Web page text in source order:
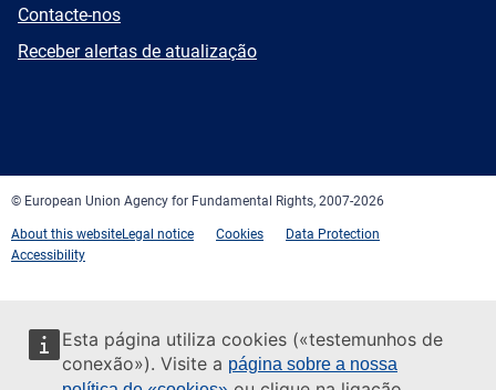
Esta página utiliza cookies («testemunhos de
conexão»). Visite a página sobre a nossa
E-
Contacte-nos
Newsletter
Receber alertas de atualização
© European Union Agency for Fundamental Rights, 2007-2026
About this websiteLegal notice Cookies
Data Protection
Accessibility